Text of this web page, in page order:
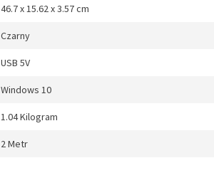
46.7 x 15.62 x 3.57 cm
Czarny
USB 5V
Windows 10
1.04 Kilogram
2 Metr